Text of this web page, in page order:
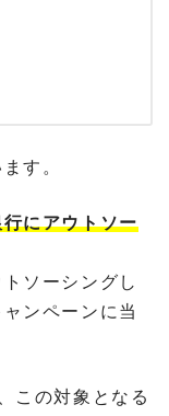
す。
にアウトソー
ソーシングし
ンペーンに当
この対象となる